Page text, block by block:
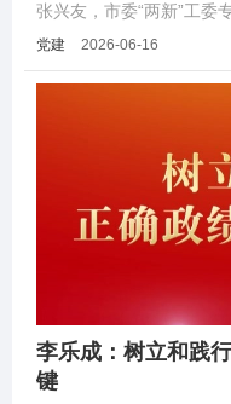
张兴友，市委“两新”工委
会走访调研......
党建 2026-06-16
李乐成：树立和践
键